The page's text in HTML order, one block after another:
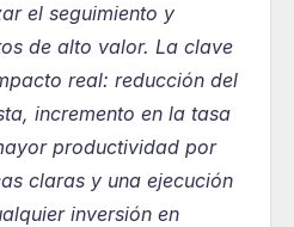
el seguimiento y
de alto valor. La clave
real: reducción del
incremento en la tasa
productividad por
claras y una ejecución
inversión en